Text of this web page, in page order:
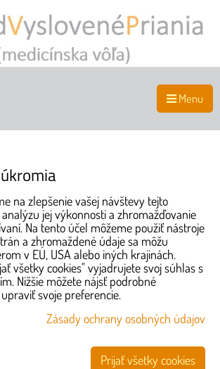
Menu
na zlepšenie vašej návštevy tejto
jej výkonnosti a zhromažďovanie
Na tento účel môžeme použiť nástroje
a zhromaždené údaje sa môžu
v EÚ, USA alebo iných krajinách.
všetky cookies" vyjadrujete svoj súhlas s
Nižšie môžete nájsť podrobné
svoje preferencie.
Zásady ochrany osobných údajov
Prijať všetky cookies